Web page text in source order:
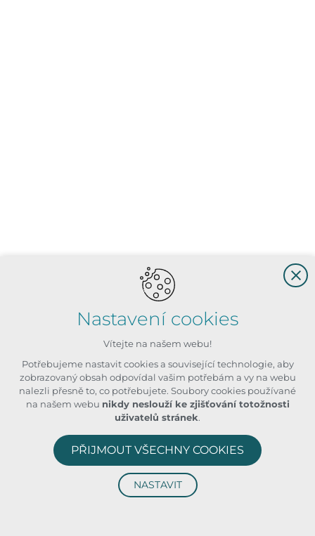
Nastavení cookies
Vítejte na našem webu!
Potřebujeme nastavit cookies a související technologie, aby
zobrazovaný obsah odpovídal vašim potřebám a vy na webu
nalezli přesně to, co potřebujete. Soubory cookies používané
na našem webu nikdy neslouží ke zjišťování totožnosti
uživatelů stránek.
PŘIJMOUT VŠECHNY COOKIES
NASTAVIT